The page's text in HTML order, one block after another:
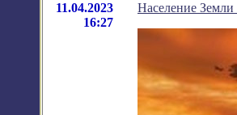
11.04.2023
16:27
Население Земли